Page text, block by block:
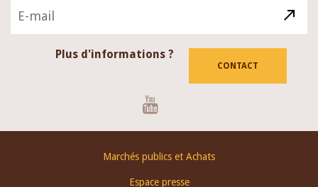
Plus d'informations ?
CONTACT
Marchés publics et Achats
Espace presse